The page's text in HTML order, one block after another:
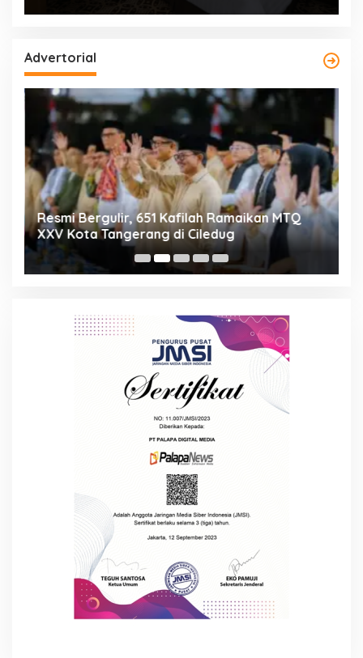
Advertorial
Resmi Bergulir, 651 Kafilah Ramaikan MTQ
XXV Kota Tangerang di Ciledug